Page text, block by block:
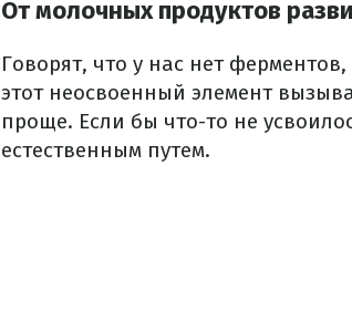
От молочных продуктов
Говорят, что у нас нет
этот неосвоенный элемент
проще. Если бы что-то не
естественным путем.